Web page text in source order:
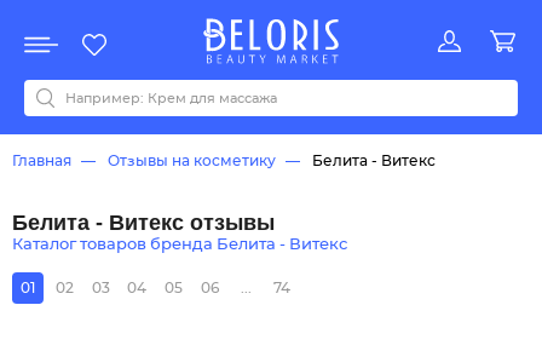
Акции
Все бренды
0-9ABCDEFGHIJKLMNOPQRSTUVWYZАБВДЗИМОКЛНПРСТУФ
Главная Отзывы на косметику Белита - Витекс
Белита - Витекс отзывы
Каталог товаров бренда Белита - Витекс
01 02 03 04 05 06 74